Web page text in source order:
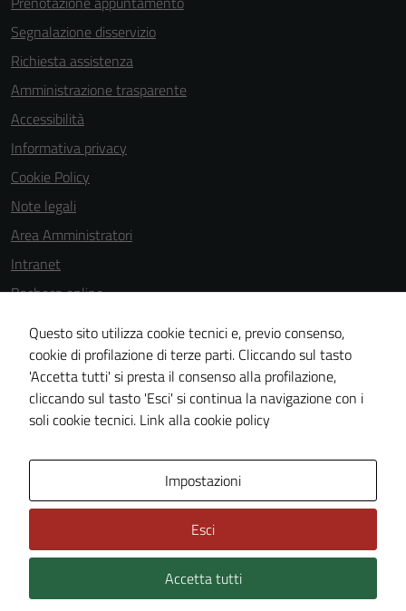
Segnalazione disservizio
Richiesta assistenza
Amministrazione trasparente
Accessibilità
Informativa privacy
Cookie Policy
Note legali
Area Amministratori
Intranet
Bacheca online
Dichiarazione di accessibilità
Dichiarazione di accessibilità e modalità di segnalazioni di non
conformità
Piano di miglioramento del sito
Technical Design s.r.l.
Questo sito utilizza cookie tecnici e, previo consenso,
cookie di profilazione di terze parti. Cliccando sul tasto
'Accetta tutti' si presta il consenso alla profilazione,
cliccando sul tasto 'Esci' si continua la navigazione con i
soli cookie tecnici. Link alla cookie policy
Impostazioni
Esci
Accetta tutti